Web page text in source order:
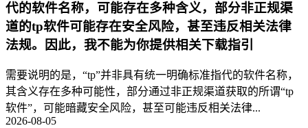
代的软件名称，可能存在多种含义，部分非正规渠
道的tp软件可能存在安全风险，甚至违反相关法律
法规。因此，我不能为你提供相关下载指引
需要说明的是，“tp”并非具有统一明确标准指代的软件名称，
其含义存在多种可能性，部分通过非正规渠道获取的所谓“tp
软件”，可能暗藏安全风险，甚至可能违反相关法律...
2026-08-05